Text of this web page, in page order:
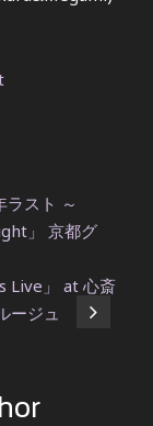
ラスト ～
」 京都グ
Live」 at 心斎
ージュ